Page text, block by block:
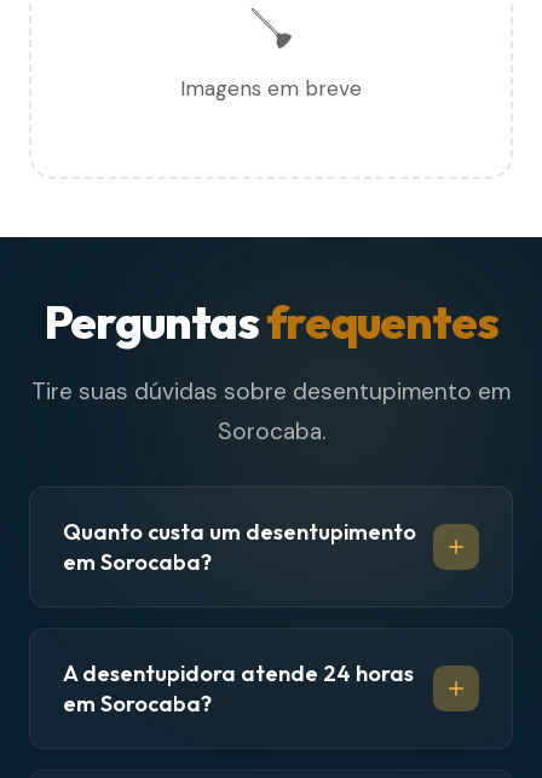
🪠
Imagens em breve
Perguntasfrequentes
Tire suas dúvidas sobre desentupimento em
Sorocaba.
Quanto custa um desentupimento
em Sorocaba?
A desentupidora atende 24 horas
em Sorocaba?